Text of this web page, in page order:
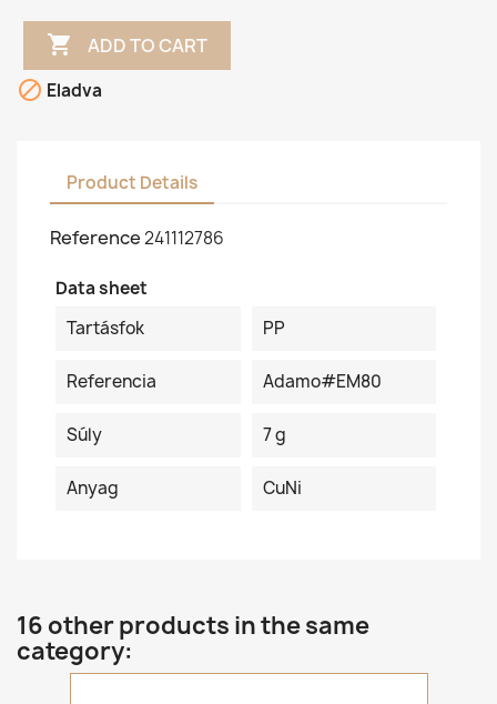
 ADD TO CART
 Eladva
Product Details
Reference241112786
Data sheet
Tartásfok
PP
Referencia Adamo#EM80
Súly 7 g
Anyag CuNi
16 other products in the same
category: